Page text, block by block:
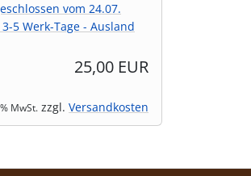
vom 24.07.
5 Werk-Tage - Ausland
25,00 EUR
MwSt. zzgl. Versandkosten